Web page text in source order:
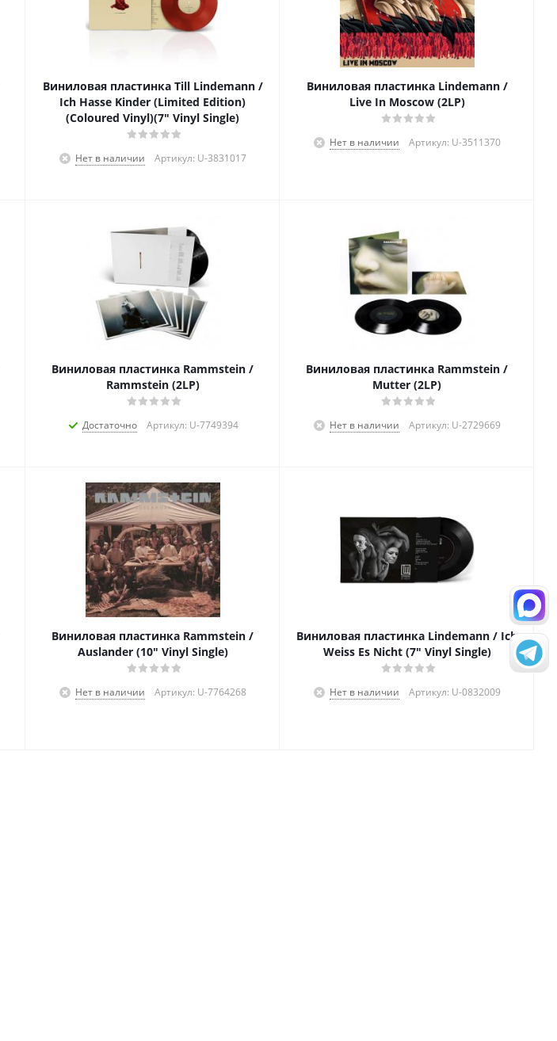
Виниловая пластинка Till Lindemann /
Ich Hasse Kinder (Limited Edition)
(Coloured Vinyl)(7" Vinyl Single)
Нет в наличии Артикул: U-3831017
Виниловая пластинка Lindemann /
Live In Moscow (2LP)
Нет в наличии Артикул: U-3511370
Виниловая пластинка Rammstein /
Rammstein (2LP)
Достаточно Артикул: U-7749394
Виниловая пластинка Rammstein /
Mutter (2LP)
Нет в наличии Артикул: U-2729669
Виниловая пластинка Rammstein /
Auslander (10" Vinyl Single)
Нет в наличии Артикул: U-7764268
Виниловая пластинка Lindemann / Ich
Weiss Es Nicht (7" Vinyl Single)
Нет в наличии Артикул: U-0832009